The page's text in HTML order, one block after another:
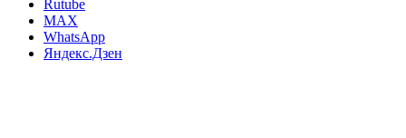
Rutube
MAX
WhatsApp
Яндекс.Дзен